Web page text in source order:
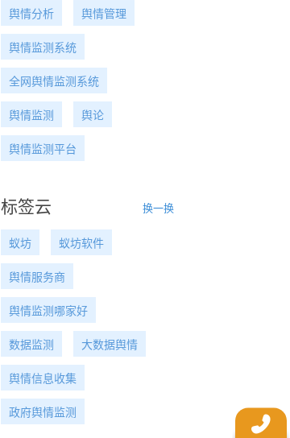
舆情分析 舆情管理
舆情监测系统
全网舆情监测系统
舆情监测 舆论
舆情监测平台
标签云 换一换
蚁坊 蚁坊软件
舆情服务商
舆情监测哪家好
数据监测 大数据舆情
舆情信息收集
政府舆情监测